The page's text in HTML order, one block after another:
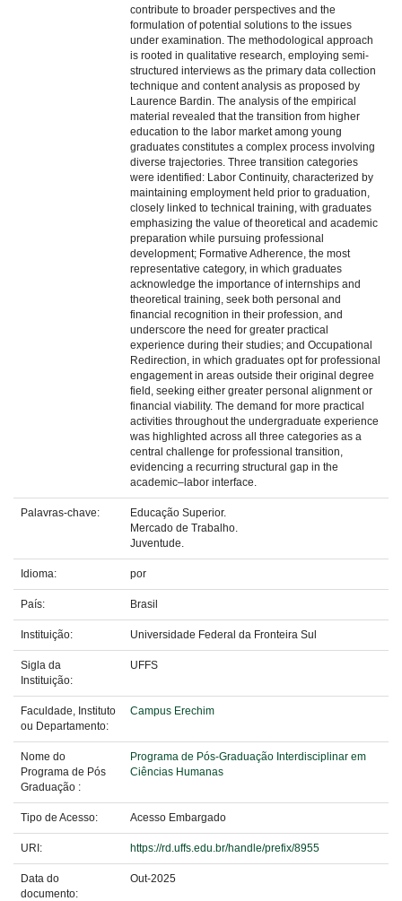
contribute to broader perspectives and the
formulation of potential solutions to the issues
under examination. The methodological approach
is rooted in qualitative research, employing semi-
structured interviews as the primary data collection
technique and content analysis as proposed by
Laurence Bardin. The analysis of the empirical
material revealed that the transition from higher
education to the labor market among young
graduates constitutes a complex process involving
diverse trajectories. Three transition categories
were identified: Labor Continuity, characterized by
maintaining employment held prior to graduation,
closely linked to technical training, with graduates
emphasizing the value of theoretical and academic
preparation while pursuing professional
development; Formative Adherence, the most
representative category, in which graduates
acknowledge the importance of internships and
theoretical training, seek both personal and
financial recognition in their profession, and
underscore the need for greater practical
experience during their studies; and Occupational
Redirection, in which graduates opt for professional
engagement in areas outside their original degree
field, seeking either greater personal alignment or
financial viability. The demand for more practical
activities throughout the undergraduate experience
was highlighted across all three categories as a
central challenge for professional transition,
evidencing a recurring structural gap in the
academic–labor interface.
Palavras-chave:
Educação Superior.
Mercado de Trabalho.
Juventude.
Idioma: por
País: Brasil
Instituição: Universidade Federal da Fronteira Sul
Sigla da
Instituição:
UFFS
Faculdade, Instituto
ou Departamento:
Campus Erechim
Nome do
Programa de Pós
Graduação :
Programa de Pós-Graduação Interdisciplinar em
Ciências Humanas
Tipo de Acesso: Acesso Embargado
URI: https://rd.uffs.edu.br/handle/prefix/8955
Data do
documento:
Out-2025